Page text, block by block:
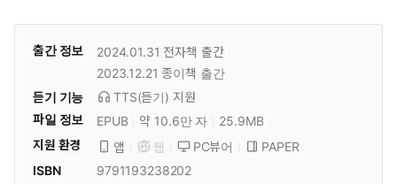
출간 정보 2024.01.31 전자책 출간
2023.12.21 종이책 출간
듣기 기능
TTS(듣기) 지원
파일 정보
EPUB 약 10.6만 자
25.9MB
지원 환경
앱 웹 PC뷰어
PAPER
ISBN
9791193238202